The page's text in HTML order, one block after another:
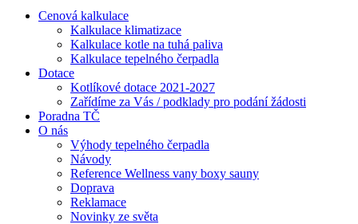
Cenová kalkulace
Kalkulace klimatizace
Kalkulace kotle na tuhá paliva
Kalkulace tepelného čerpadla
Dotace
Kotlíkové dotace 2021-2027
Zařídíme za Vás / podklady pro podání žádosti
Poradna TČ
O nás
Výhody tepelného čerpadla
Návody
Reference Wellness vany boxy sauny
Doprava
Reklamace
Novinky ze světa